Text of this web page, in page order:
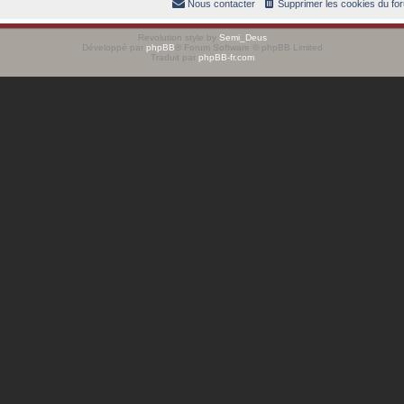
Supprimer les cookies du
Nous contacter
Revolution style by Semi_Deus
Développé par phpBB ® Forum Software © phpBB Limited
Traduit par phpBB-fr.com